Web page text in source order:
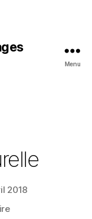
Menu
2018
sur